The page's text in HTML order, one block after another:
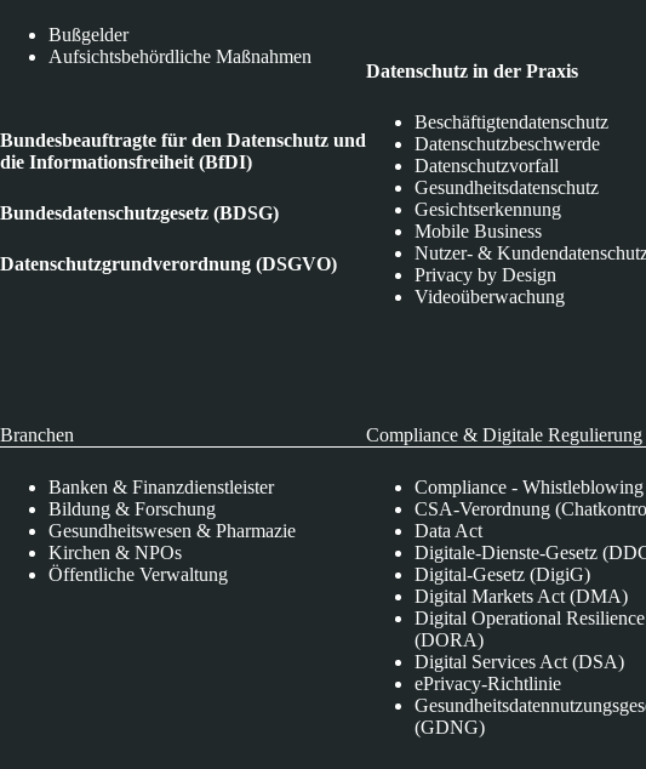
Bußgelder
Aufsichtsbehördliche Maßnahmen
Bundesbeauftragte für den Datenschutz und
die Informationsfreiheit (BfDI)
Bundesdatenschutzgesetz (BDSG)
Datenschutzgrundverordnung (DSGVO)
Datenschutz in der Praxis
Beschäftigtendatenschutz
Datenschutzbeschwerde
Datenschutzvorfall
Gesundheitsdatenschutz
Gesichtserkennung
Mobile Business
Nutzer- &
Privacy by Design
Videoüberwachung
Branchen
Banken & Finanzdienstleister
Bildung & Forschung
Gesundheitswesen & Pharmazie
Kirchen & NPOs
Öffentliche Verwaltung
Compliance & Digitale Regulierung
Compliance - Whistleblowing
CSA-Verordnung
Data Act
Digitale-Dienste-Gesetz
Digital-Gesetz (DigiG)
Digital Markets Act (DMA)
Digital Operational
(DORA)
Digital Services Act (DSA)
ePrivacy-Richtlinie
(GDNG)